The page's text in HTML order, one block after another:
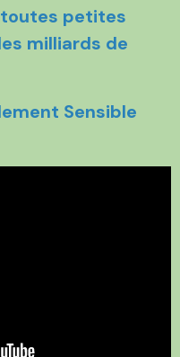
petites
milliards de
Sensible